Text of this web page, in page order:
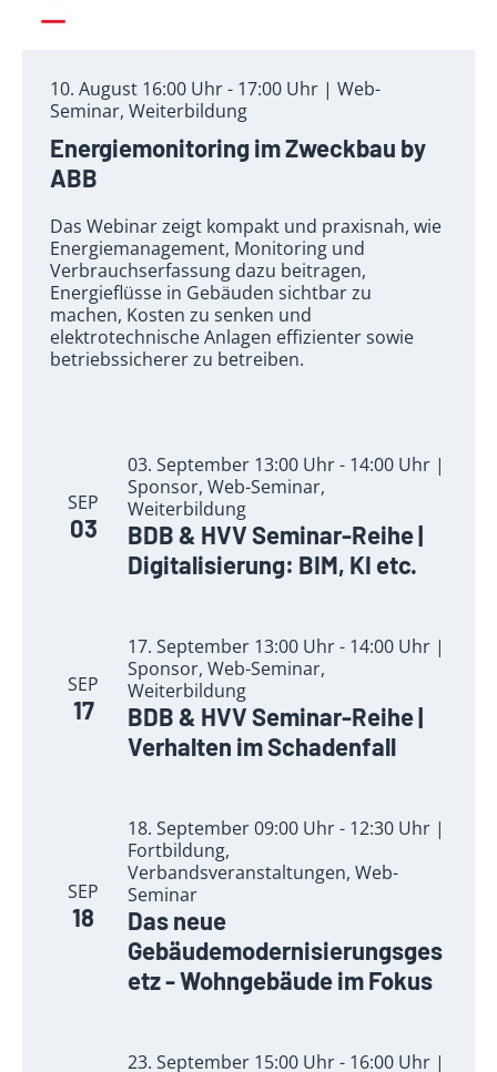
10. August 16:00 Uhr - 17:00 Uhr | Web-
Seminar, Weiterbildung
Energiemonitoring im Zweckbau by
ABB
Das Webinar zeigt kompakt und praxisnah, wie
Energiemanagement, Monitoring und
Verbrauchserfassung dazu beitragen,
Energieflüsse in Gebäuden sichtbar zu
machen, Kosten zu senken und
elektrotechnische Anlagen effizienter sowie
betriebssicherer zu betreiben.
SEP
03
03. September 13:00 Uhr - 14:00 Uhr |
Sponsor, Web-Seminar,
Weiterbildung
BDB & HVV Seminar-Reihe |
Digitalisierung: BIM, KI etc.
SEP
17
17. September 13:00 Uhr - 14:00 Uhr |
Sponsor, Web-Seminar,
Weiterbildung
BDB & HVV Seminar-Reihe |
Verhalten im Schadenfall
SEP
18
18. September 09:00 Uhr - 12:30 Uhr |
Fortbildung,
Verbandsveranstaltungen, Web-
Seminar
Das neue
Gebäudemodernisierungsges
etz - Wohngebäude im Fokus
23. September 15:00 Uhr - 16:00 Uhr |